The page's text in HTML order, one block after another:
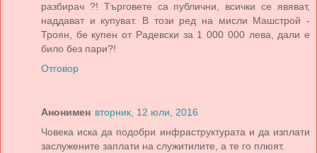
разбирач ?! Търговете са публични, всички се явяват,
наддават и купуват. В този ред на мисли Машстрой -
Троян, бе купен от Радевски за 1 000 000 лева, дали е
било без пари?!
Отговор
Анонимен вторник, 12 юли, 2016
Човека иска да подобри инфраструктурата и да изплати
заслужените заплати на служитилите, а те го плюят.